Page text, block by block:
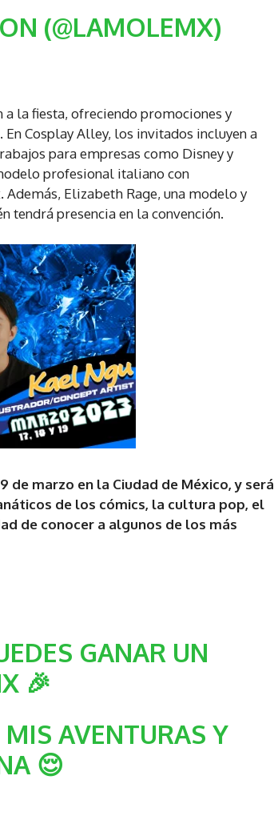
(@LAMOLEMX)
a la fiesta, ofreciendo promociones y
Cosplay Alley, los invitados incluyen a
para empresas como Disney y
profesional italiano con
Elizabeth Rage, una modelo y
tendrá presencia en la convención.
de marzo en la Ciudad de México, y será
de los cómics, la cultura pop, el
de conocer a algunos de los más
GANAR UN
🎉
AVENTURAS Y
😌